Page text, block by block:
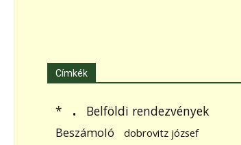
Címkék
* . Belföldi rendezvények
Beszámoló dobrovitz józsef